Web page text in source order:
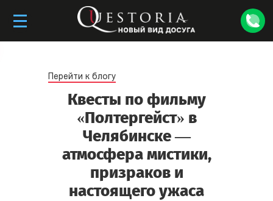
Перейти к блогу
Квесты по фильму
«Полтергейст» в
Челябинске —
атмосфера мистики,
призраков и
настоящего ужаса